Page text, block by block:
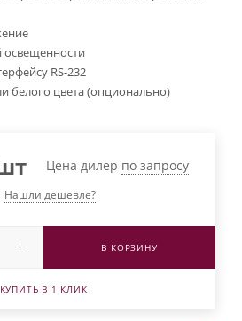
освещенности
RS-232
белого цвета (опционально)
Цена дилер по запросу
Нашли дешевле?
В КОРЗИНУ
КУПИТЬ В 1 КЛИК